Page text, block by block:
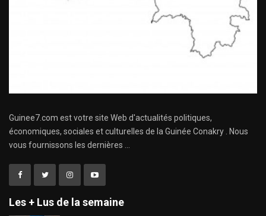
Guinee7.com est votre site Web d'actualités politiques,
économiques, sociales et culturelles de la Guinée Conakry . Nous
vous fournissons les dernières ...
Les + Lus de la semaine